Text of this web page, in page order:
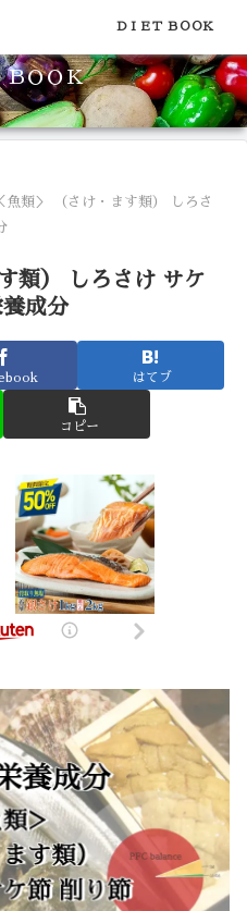
素がわかる！健康やダイエットに
ＢＯＯＫ
魚類＞ （さけ・ます類） しろさ
類） しろさけ サケ
成分
はてブ
コピー
ＤＩＥＴ ＢＯＯＫ